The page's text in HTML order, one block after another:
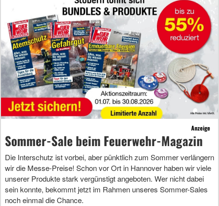
Anzeige
Sommer-Sale beim Feuerwehr-Magazin
Die Interschutz ist vorbei, aber pünktlich zum Sommer verlängern
wir die Messe-Preise! Schon vor Ort in Hannover haben wir viele
unserer Produkte stark vergünstigt angeboten. Wer nicht dabei
sein konnte, bekommt jetzt im Rahmen unseres Sommer-Sales
noch einmal die Chance.